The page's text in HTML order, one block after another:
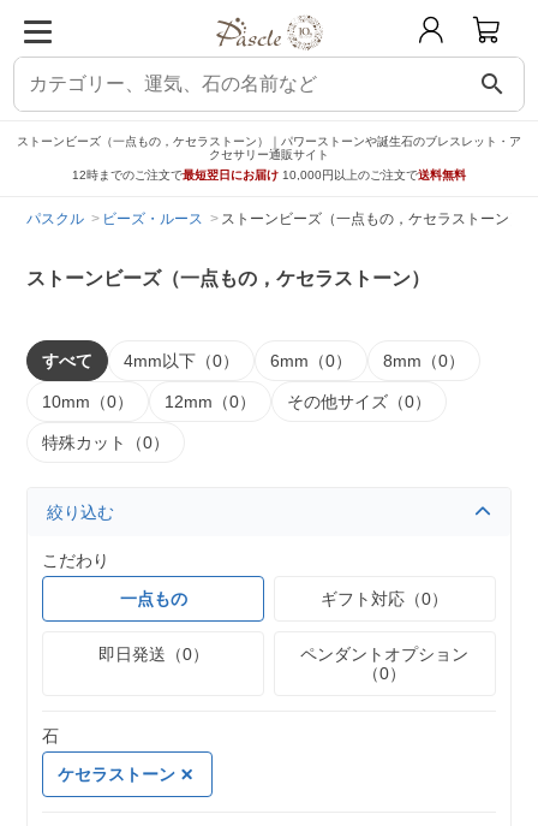
search
ストーンビーズ（一点もの，ケセラストーン）｜パワーストーンや誕生石のブレスレット・ア
クセサリー通販サイト
12時までのご注文で最短翌日にお届け 10,000円以上のご注文で送料無料
パスクル ビーズ・ルース ストーンビーズ（一点もの，ケセラストーン）
ストーンビーズ（一点もの，ケセラストーン）
すべて 4mm以下（0） 6mm（0） 8mm（0）
10mm（0） 12mm（0） その他サイズ（0）
特殊カット（0）
絞り込む
こだわり
一点もの
ギフト対応（0）
即日発送（0）
ペンダントオプション
（0）
石
ケセラストーン